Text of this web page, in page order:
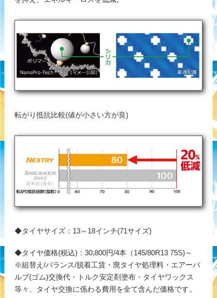
転がり抵抗比較(値が小さい方が良)
◆タイヤサイズ：13～18インチ(71サイズ)
◆タイヤ価格(税込)：30,800円/4本（145/80R13 75S)～
※組替え/バランス/脱着工賃・廃タイヤ処理料・エアーバ
ルブ(ゴム)交換代・トルク安定剤塗布・タイヤワックス
等々、タイヤ交換に係わる費用を全て含んだ価格です。